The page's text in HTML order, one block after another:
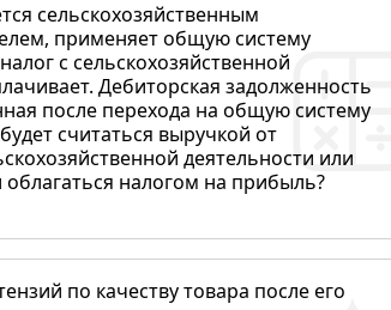
сельскохозяйственным
применяет общую систему
с сельскохозяйственной
Дебиторская задолженность
после перехода на общую систему
считаться выручкой от
деятельности или
налогом на прибыль?
по качеству товара после его